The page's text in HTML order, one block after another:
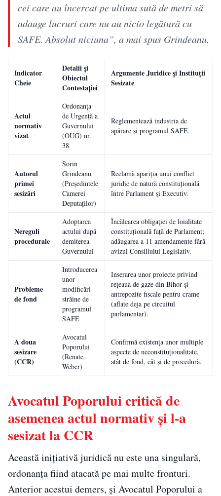
cei care au încercat pe ultima sută de metri să
adauge lucruri care nu au nicio legătură cu
SAFE. Absolut niciuna”, a mai spus Grindeanu.
Indicator
Cheie
Detalii și
Obiectul
Contestației
Argumente Juridice și Instituții
Sesizate
Actul
normativ
vizat
Ordonanța
de Urgență a
Guvernului
(OUG) nr.
38
Reglementează industria de
apărare și programul SAFE.
Autorul
primei
sesizări
Sorin
Grindeanu
(Președintele
Camerei
Deputaților)
Reclamă apariția unui conflict
juridic de natură constituțională
între Parlament și Executiv.
Nereguli
procedurale
Adoptarea
actului după
demiterea
Guvernului
Încălcarea obligației de loialitate
constituțională față de Parlament;
adăugarea a 11 amendamente fără
avizul Consiliului Legislativ.
Probleme
de fond
Introducerea
unor
modificări
străine de
programul
SAFE
Inserarea unor proiecte privind
rețeaua de gaze din Bihor și
antrepozite fiscale pentru crame
(aflate deja pe circuitul
parlamentar).
A doua
sesizare
(CCR)
Avocatul
Poporului
(Renate
Weber)
Confirmă existența unor multiple
aspecte de neconstituționalitate,
atât de fond, cât și de procedură.
Avocatul Poporului critică de
asemenea actul normativ și l-a
sesizat la CCR
Această inițiativă juridică nu este una singulară,
ordonanța fiind atacată pe mai multe fronturi.
Anterior acestui demers, și Avocatul Poporului a